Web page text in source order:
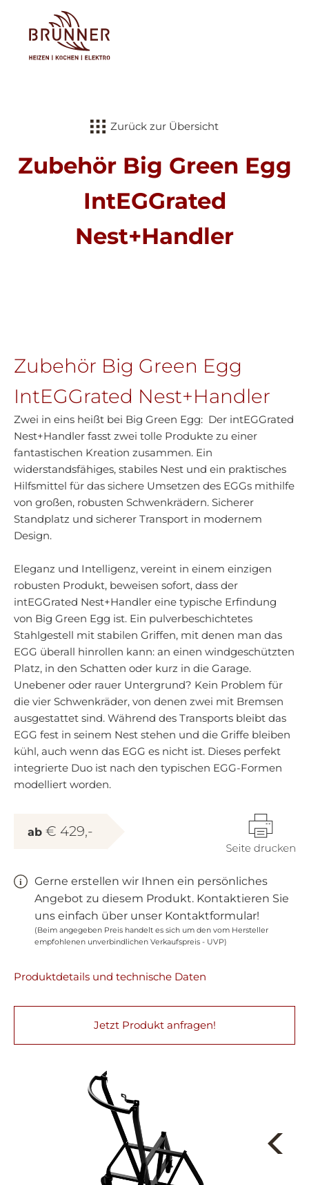
Zurück zur Übersicht
Zubehör Big Green Egg
IntEGGrated
Nest+Handler
Zubehör Big Green Egg
IntEGGrated Nest+Handler
Zwei in eins heißt bei Big Green Egg: Der intEGGrated
Nest+Handler fasst zwei tolle Produkte zu einer
fantastischen Kreation zusammen. Ein
widerstandsfähiges, stabiles Nest und ein praktisches
Hilfsmittel für das sichere Umsetzen des EGGs mithilfe
von großen, robusten Schwenkrädern. Sicherer
Standplatz und sicherer Transport in modernem
Design.
Eleganz und Intelligenz, vereint in einem einzigen
robusten Produkt, beweisen sofort, dass der
intEGGrated Nest+Handler eine typische Erfindung
von Big Green Egg ist. Ein pulverbeschichtetes
Stahlgestell mit stabilen Griffen, mit denen man das
EGG überall hinrollen kann: an einen windgeschützten
Platz, in den Schatten oder kurz in die Garage.
Unebener oder rauer Untergrund? Kein Problem für
die vier Schwenkräder, von denen zwei mit Bremsen
ausgestattet sind. Während des Transports bleibt das
EGG fest in seinem Nest stehen und die Griffe bleiben
kühl, auch wenn das EGG es nicht ist. Dieses perfekt
integrierte Duo ist nach den typischen EGG-Formen
modelliert worden.
ab € 429,-
Gerne erstellen wir Ihnen ein persönliches
Angebot zu diesem Produkt. Kontaktieren Sie
uns einfach über unser Kontaktformular!
(Beim angegeben Preis handelt es sich um den vom Hersteller
empfohlenen unverbindlichen Verkaufspreis - UVP)
Produktdetails und technische Daten
Jetzt Produkt anfragen!